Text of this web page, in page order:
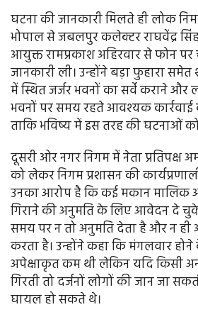
घटना की जानकारी मिलते ही लोक
भोपाल से जबलपुर कलेक्टर राघवेंद्र
आयुक्त रामप्रकाश अहिरवार से फोन पर
जानकारी ली। उन्होंने बड़ा फुहारा समेत
में स्थित जर्जर भवनों का सर्वे कराने
भवनों पर समय रहते आवश्यक कार्रवाई
ताकि भविष्य में इस तरह की घटनाओं
दूसरी ओर नगर निगम में नेता प्रतिपक्ष
को लेकर निगम प्रशासन की
उनका आरोप है कि कई मकान मालिक
गिराने की अनुमति के लिए आवेदन दे
समय पर न तो अनुमति देता है और न ही
करता है। उन्होंने कहा कि मंगलवार
अपेक्षाकृत कम थी लेकिन यदि किसी
गिरती तो दर्जनों लोगों की जान जा
घायल हो सकते थे।